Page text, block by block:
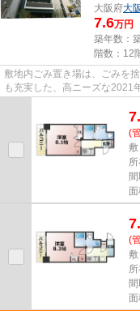
大阪府大
7.6万円
築年数：
階数：12
敷地内ごみ置き場は、ごみを
も充実した、高ニーズな2021
(
面
(
面